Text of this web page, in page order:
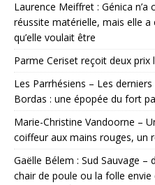
Laurence Meiffret : Génica
réussite matérielle, mais elle
qu’elle voulait être
Parme Ceriset reçoit deux prix
Les Parrhésiens – Les
Bordas : une épopée du fort
Marie-Christine Vandoorne –
coiffeur aux mains rouges, un
Gaëlle Bélem : Sud Sauvage
chair de poule ou la folle